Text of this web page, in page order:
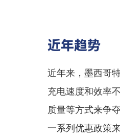
近年趋势
近年来，墨西哥
充电速度和效率
质量等方式来争
一系列优惠政策